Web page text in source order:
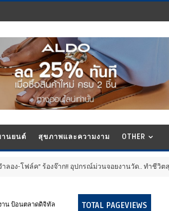
านยนต์ สุขภาพและความงาม OTHER
!! อุปกรณ์ม่วนจอยงานวัด.. ทำชีวิตสุดปั่นป่วน
น ป้อนตลาดดิจิทัล TOTAL PAGEVIEWS